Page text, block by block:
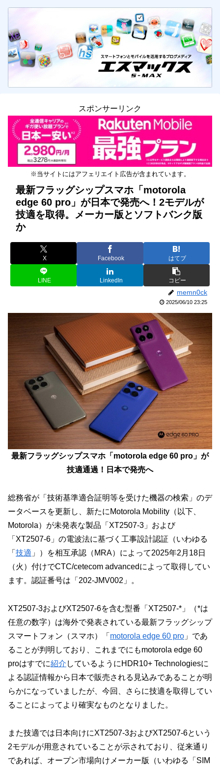
スポンサーリンク
※当サイトにはアフェリエイト広告が含まれています。
最新フラッグシップスマホ「motorola
edge 60 pro」が日本で発売へ！2モデルが
技適を取得。メーカー版とソフトバンク版
か
X Facebook はてブ
LINE LinkedIn コピー
memn0ck
2025/06/10 23:25
最新フラッグシップスマホ「motorola edge 60 pro」が
技適通過！日本で発売へ
総務省が「技術基準適合証明等を受けた機器の検索」のデ
ータベースを更新し、新たにMotorola Mobility（以下、
Motorola）が未発表な製品「XT2507-3」および
「XT2507-6」の電波法に基づく工事設計認証（いわゆる
「 技適 」）を相互承認（MRA）によって2025年2月18日
（火）付けでCTC/cetecom advancedによって取得してい
ます。認証番号は「202-JMV002」。
XT2507-3およびXT2507-6を含む型番「XT2507-*」（*は
任意の数字）は海外で発表されている最新フラッグシップ
スマートフォン（スマホ）「 motorola edge 60 pro 」であ
ることが判明しており、これまでにもmotorola edge 60
proはすでに紹介 しているようにHDR10+ Technologiesに
よる認証情報から日本で販売される見込みであることが明
らかになっていましたが、今回、さらに技適を取得してい
ることによってより確実なものとなりました。
また技適では日本向けにXT2507-3およびXT2507-6という
2モデルが用意されていることが示されており、従来通り
であれば、オープン市場向けメーカー版（いわゆる「SIM